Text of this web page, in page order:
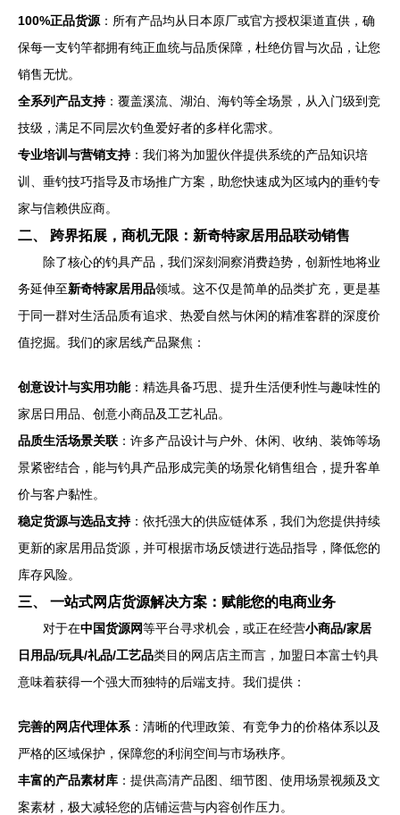
100%正品货源 ：所有产品均从日本原厂或官方授权渠道直供，确
保每一支钓竿都拥有纯正血统与品质保障，杜绝仿冒与次品，让您
销售无忧。
全系列产品支持：覆盖溪流、湖泊、海钓等全场景，从入门级到竞
技级，满足不同层次钓鱼爱好者的多样化需求。
专业培训与营销支持：我们将为加盟伙伴提供系统的产品知识培
训、垂钓技巧指导及市场推广方案，助您快速成为区域内的垂钓专
家与信赖供应商。
二、 跨界拓展，商机无限：新奇特家居用品联动销售
除了核心的钓具产品，我们深刻洞察消费趋势，创新性地将业
务延伸至新奇特家居用品领域。这不仅是简单的品类扩充，更是基
于同一群对生活品质有追求、热爱自然与休闲的精准客群的深度价
值挖掘。我们的家居线产品聚焦：
创意设计与实用功能：精选具备巧思、提升生活便利性与趣味性的
家居日用品、创意小商品及工艺礼品。
品质生活场景关联 ：许多产品设计与户外、休闲、收纳、装饰等场
景紧密结合，能与钓具产品形成完美的场景化销售组合，提升客单
价与客户黏性。
稳定货源与选品支持：依托强大的供应链体系，我们为您提供持续
更新的家居用品货源，并可根据市场反馈进行选品指导，降低您的
库存风险。
三、 一站式网店货源解决方案：赋能您的电商业务
对于在中国货源网等平台寻求机会，或正在经营小商品/家居
日用品/玩具/礼品/工艺品类目的网店店主而言，加盟日本富士钓具
意味着获得一个强大而独特的后端支持。我们提供：
完善的网店代理体系 ：清晰的代理政策、有竞争力的价格体系以及
严格的区域保护，保障您的利润空间与市场秩序。
丰富的产品素材库 ：提供高清产品图、细节图、使用场景视频及文
案素材，极大减轻您的店铺运营与内容创作压力。